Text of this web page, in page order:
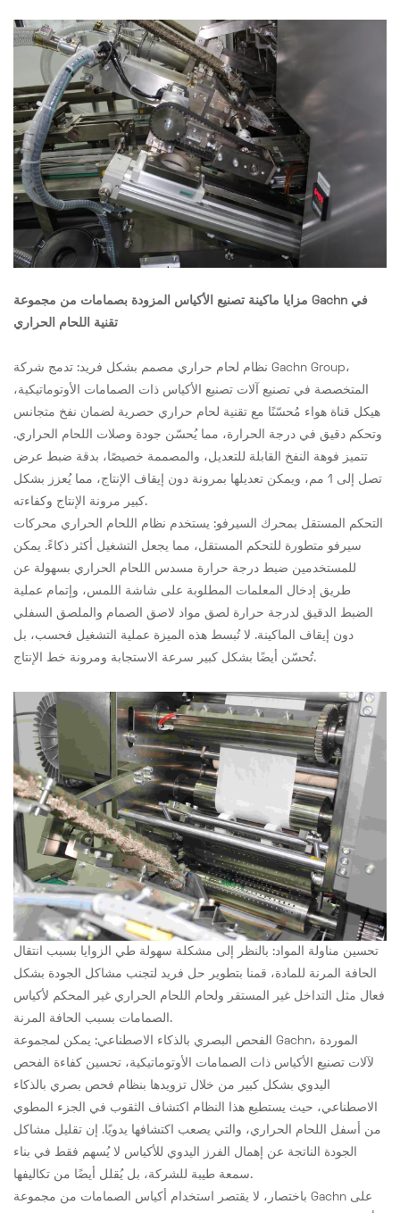
مزايا ماكينة تصنيع الأكياس المزودة بصمامات من مجموعة Gachn في
تقنية اللحام الحراري
نظام لحام حراري مصمم بشكل فريد: تدمج شركة Gachn Group،
المتخصصة في تصنيع آلات تصنيع الأكياس ذات الصمامات الأوتوماتيكية،
هيكل قناة هواء مُحسّنًا مع تقنية لحام حراري حصرية لضمان نفخ متجانس
وتحكم دقيق في درجة الحرارة، مما يُحسّن جودة وصلات اللحام الحراري.
تتميز فوهة النفخ القابلة للتعديل، والمصممة خصيصًا، بدقة ضبط عرض
تصل إلى 1 مم، ويمكن تعديلها بمرونة دون إيقاف الإنتاج، مما يُعزز بشكل
كبير مرونة الإنتاج وكفاءته.
التحكم المستقل بمحرك السيرفو: يستخدم نظام اللحام الحراري محركات
سيرفو متطورة للتحكم المستقل، مما يجعل التشغيل أكثر ذكاءً. يمكن
للمستخدمين ضبط درجة حرارة مسدس اللحام الحراري بسهولة عن
طريق إدخال المعلمات المطلوبة على شاشة اللمس، وإتمام عملية
الضبط الدقيق لدرجة حرارة لصق مواد لاصق الصمام والملصق السفلي
دون إيقاف الماكينة. لا تُبسط هذه الميزة عملية التشغيل فحسب، بل
تُحسّن أيضًا بشكل كبير سرعة الاستجابة ومرونة خط الإنتاج.
تحسين مناولة المواد: بالنظر إلى مشكلة سهولة طي الزوايا بسبب انتقال
الحافة المرنة للمادة، قمنا بتطوير حل فريد لتجنب مشاكل الجودة بشكل
فعال مثل التداخل غير المستقر ولحام اللحام الحراري غير المحكم لأكياس
الصمامات بسبب الحافة المرنة.
الفحص البصري بالذكاء الاصطناعي: يمكن لمجموعة Gachn، الموردة
لآلات تصنيع الأكياس ذات الصمامات الأوتوماتيكية، تحسين كفاءة الفحص
اليدوي بشكل كبير من خلال تزويدها بنظام فحص بصري بالذكاء
الاصطناعي، حيث يستطيع هذا النظام اكتشاف الثقوب في الجزء المطوي
من أسفل اللحام الحراري، والتي يصعب اكتشافها يدويًا. إن تقليل مشاكل
الجودة الناتجة عن إهمال الفرز اليدوي للأكياس لا يُسهم فقط في بناء
سمعة طيبة للشركة، بل يُقلل أيضًا من تكاليفها.
باختصار، لا يقتصر استخدام أكياس الصمامات من مجموعة Gachn على